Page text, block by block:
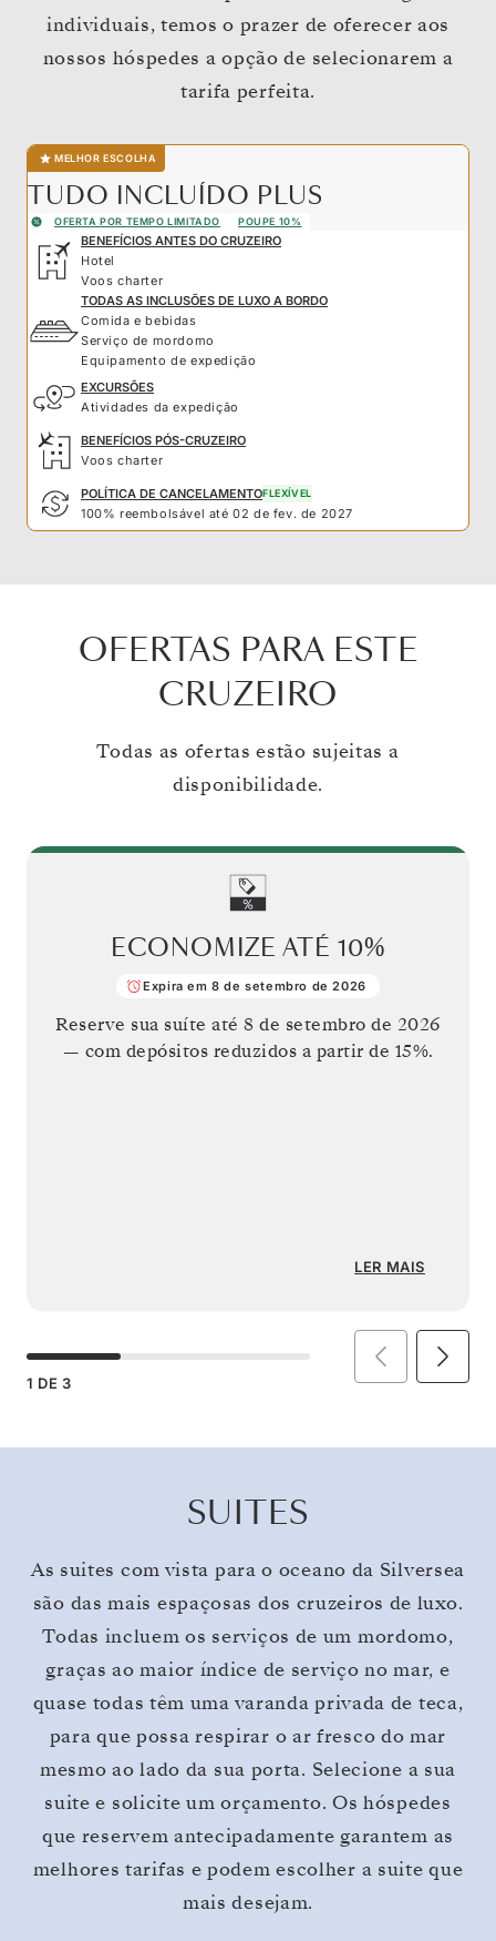
individuais, temos o prazer de oferecer aos
nossos hóspedes a opção de selecionarem a
tarifa perfeita.
MELHOR ESCOLHA
TUDO INCLUÍDO PLUS
OFERTA POR TEMPO LIMITADO POUPE 10%
BENEFÍCIOS ANTES DO CRUZEIRO
Hotel
Voos charter
TODAS AS INCLUSÕES DE LUXO A BORDO
Comida e bebidas
Serviço de mordomo
Equipamento de expedição
EXCURSÕES
Atividades da expedição
BENEFÍCIOS PÓS-CRUZEIRO
Voos charter
POLÍTICA DE CANCELAMENTOFLEXÍVEL
100% reembolsável até 02 de fev. de 2027
OFERTAS PARA ESTE
CRUZEIRO
Todas as ofertas estão sujeitas a
disponibilidade.
ECONOMIZE ATÉ 10%
Expira em 8 de setembro de 2026
Reserve sua suíte até8 de setembro de 2026
— com depósitos reduzidos a partir de 15%.
LER MAIS
1 DE 3
SUITES
As suites com vista para o oceano da Silversea
são das mais espaçosas dos cruzeiros de luxo.
Todas incluem os serviços de um mordomo,
graças ao maior índice de serviço no mar, e
quase todas têm uma varanda privada de teca,
para que possa respirar o ar fresco do mar
mesmo ao lado da sua porta. Selecione a sua
suite e solicite um orçamento. Os hóspedes
que reservem antecipadamente garantem as
melhores tarifas e podem escolher a suite que
mais desejam.